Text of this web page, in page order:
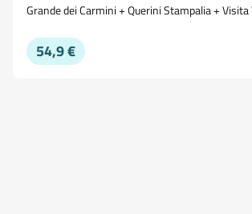
Grande dei Carmini + Querini Stampalia + Visita
54,9 €